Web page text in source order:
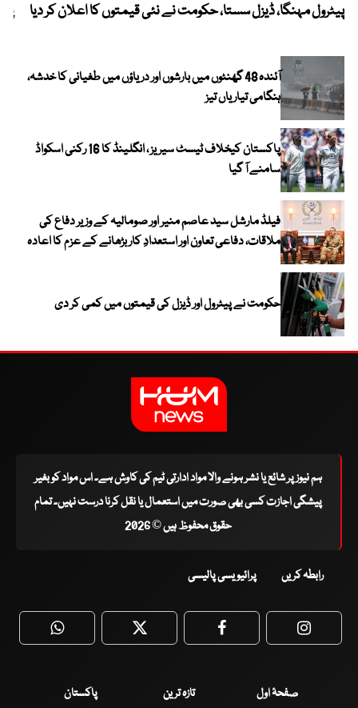
پیٹرول مہنگا، ڈیزل سستا، حکومت نے نئی قیمتوں کا اعلان کر دیا
آئندہ 48 گھنٹوں میں بارشوں اور دریاؤں میں طغیانی کا خدشہ،
ہنگامی تیاریاں تیز
پاکستان کیخلاف ٹیسٹ سیریز ، انگلینڈ کا 16 رکنی اسکواڈ
سامنے آ گیا
فیلڈ مارشل سید عاصم منیر اور صومالیہ کے وزیر دفاع کی
ملاقات، دفاعی تعاون اور استعدادِ کار بڑھانے کے عزم کا اعادہ
حکومت نے پیٹرول اور ڈیزل کی قیمتوں میں کمی کر دی
ہم نیوز پر شائع یا نشر ہونے والا مواد ادارتی ٹیم کی کاوش ہے۔ اس مواد کو بغیر
پیشگی اجازت کسی بھی صورت میں استعمال یا نقل کرنا درست نہیں۔ تمام
حقوق محفوظ ہیں © 2026
رابطہ کریں پرائیویسی پالیسی
WhatsApp Twitter Facebook
صفحۂ اول تازہ ترین
پاکستان